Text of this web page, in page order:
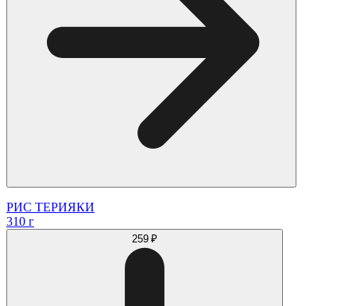
РИС ТЕРИЯКИ
310 г
259 ₽